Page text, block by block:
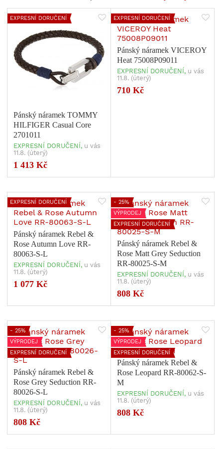
EXPRESNÍ DORUČENÍ
Pánský náramek TOMMY
HILFIGER Casual Core
2701011
EXPRESNÍ DORUČENÍ, u vás
11.8. (úterý)
1 413 Kč
EXPRESNÍ DORUČENÍ
Pánský náramek VICEROY
Heat 75008P09011
EXPRESNÍ DORUČENÍ, u vás
11.8. (úterý)
710 Kč
EXPRESNÍ DORUČENÍ
Pánský náramek Rebel &
Rose Autumn Love RR-
80063-S-L
EXPRESNÍ DORUČENÍ, u vás
11.8. (úterý)
1 077 Kč
- 25%
VÝPRODEJ
EXPRESNÍ DORUČENÍ
Pánský náramek Rebel &
Rose Matt Grey Seduction
RR-80025-S-M
EXPRESNÍ DORUČENÍ, u vás
11.8. (úterý)
808 Kč
- 25%
VÝPRODEJ
EXPRESNÍ DORUČENÍ
Pánský náramek Rebel &
Rose Grey Seduction RR-
80026-S-L
EXPRESNÍ DORUČENÍ, u vás
11.8. (úterý)
808 Kč
- 25%
VÝPRODEJ
EXPRESNÍ DORUČENÍ
Pánský náramek Rebel &
Rose Leopard RR-80062-S-
M
EXPRESNÍ DORUČENÍ, u vás
11.8. (úterý)
808 Kč